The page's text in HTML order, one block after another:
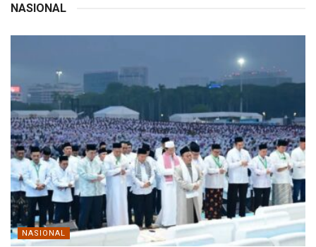
NASIONAL
NASIONAL